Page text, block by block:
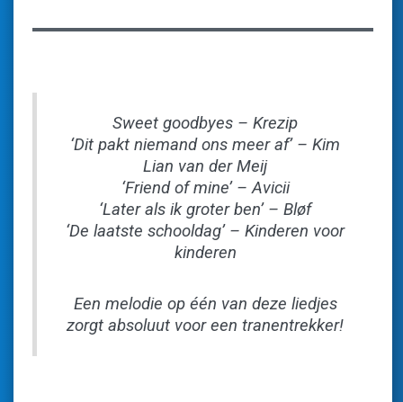
Sweet goodbyes – Krezip
‘Dit pakt niemand ons meer af’ – Kim
Lian van der Meij
‘Friend of mine’ – Avicii
‘Later als ik groter ben’ – Bløf
‘De laatste schooldag’ – Kinderen voor
kinderen
Een melodie op één van deze liedjes
zorgt absoluut voor een tranentrekker!